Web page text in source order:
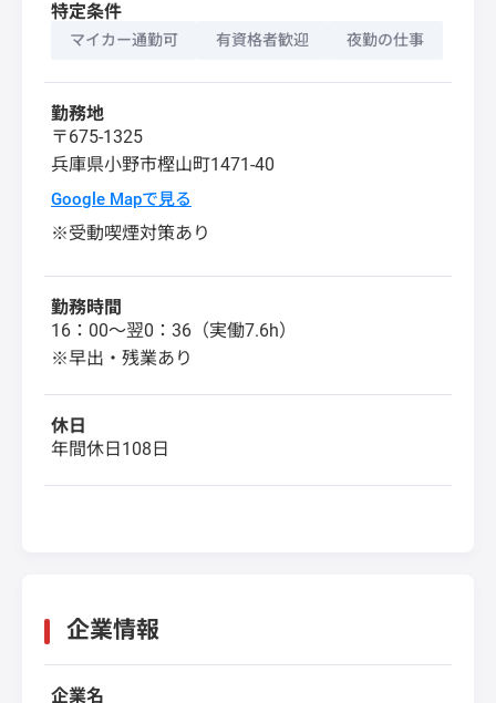
特定条件
マイカー通勤可 有資格者歓迎 夜勤の仕事
勤務地
〒675-1325
兵庫県小野市樫山町1471-40
Google Mapで見る
※受動喫煙対策あり
勤務時間
16：00～翌0：36（実働7.6h）
※早出・残業あり
休日
年間休日108日
企業情報
企業名